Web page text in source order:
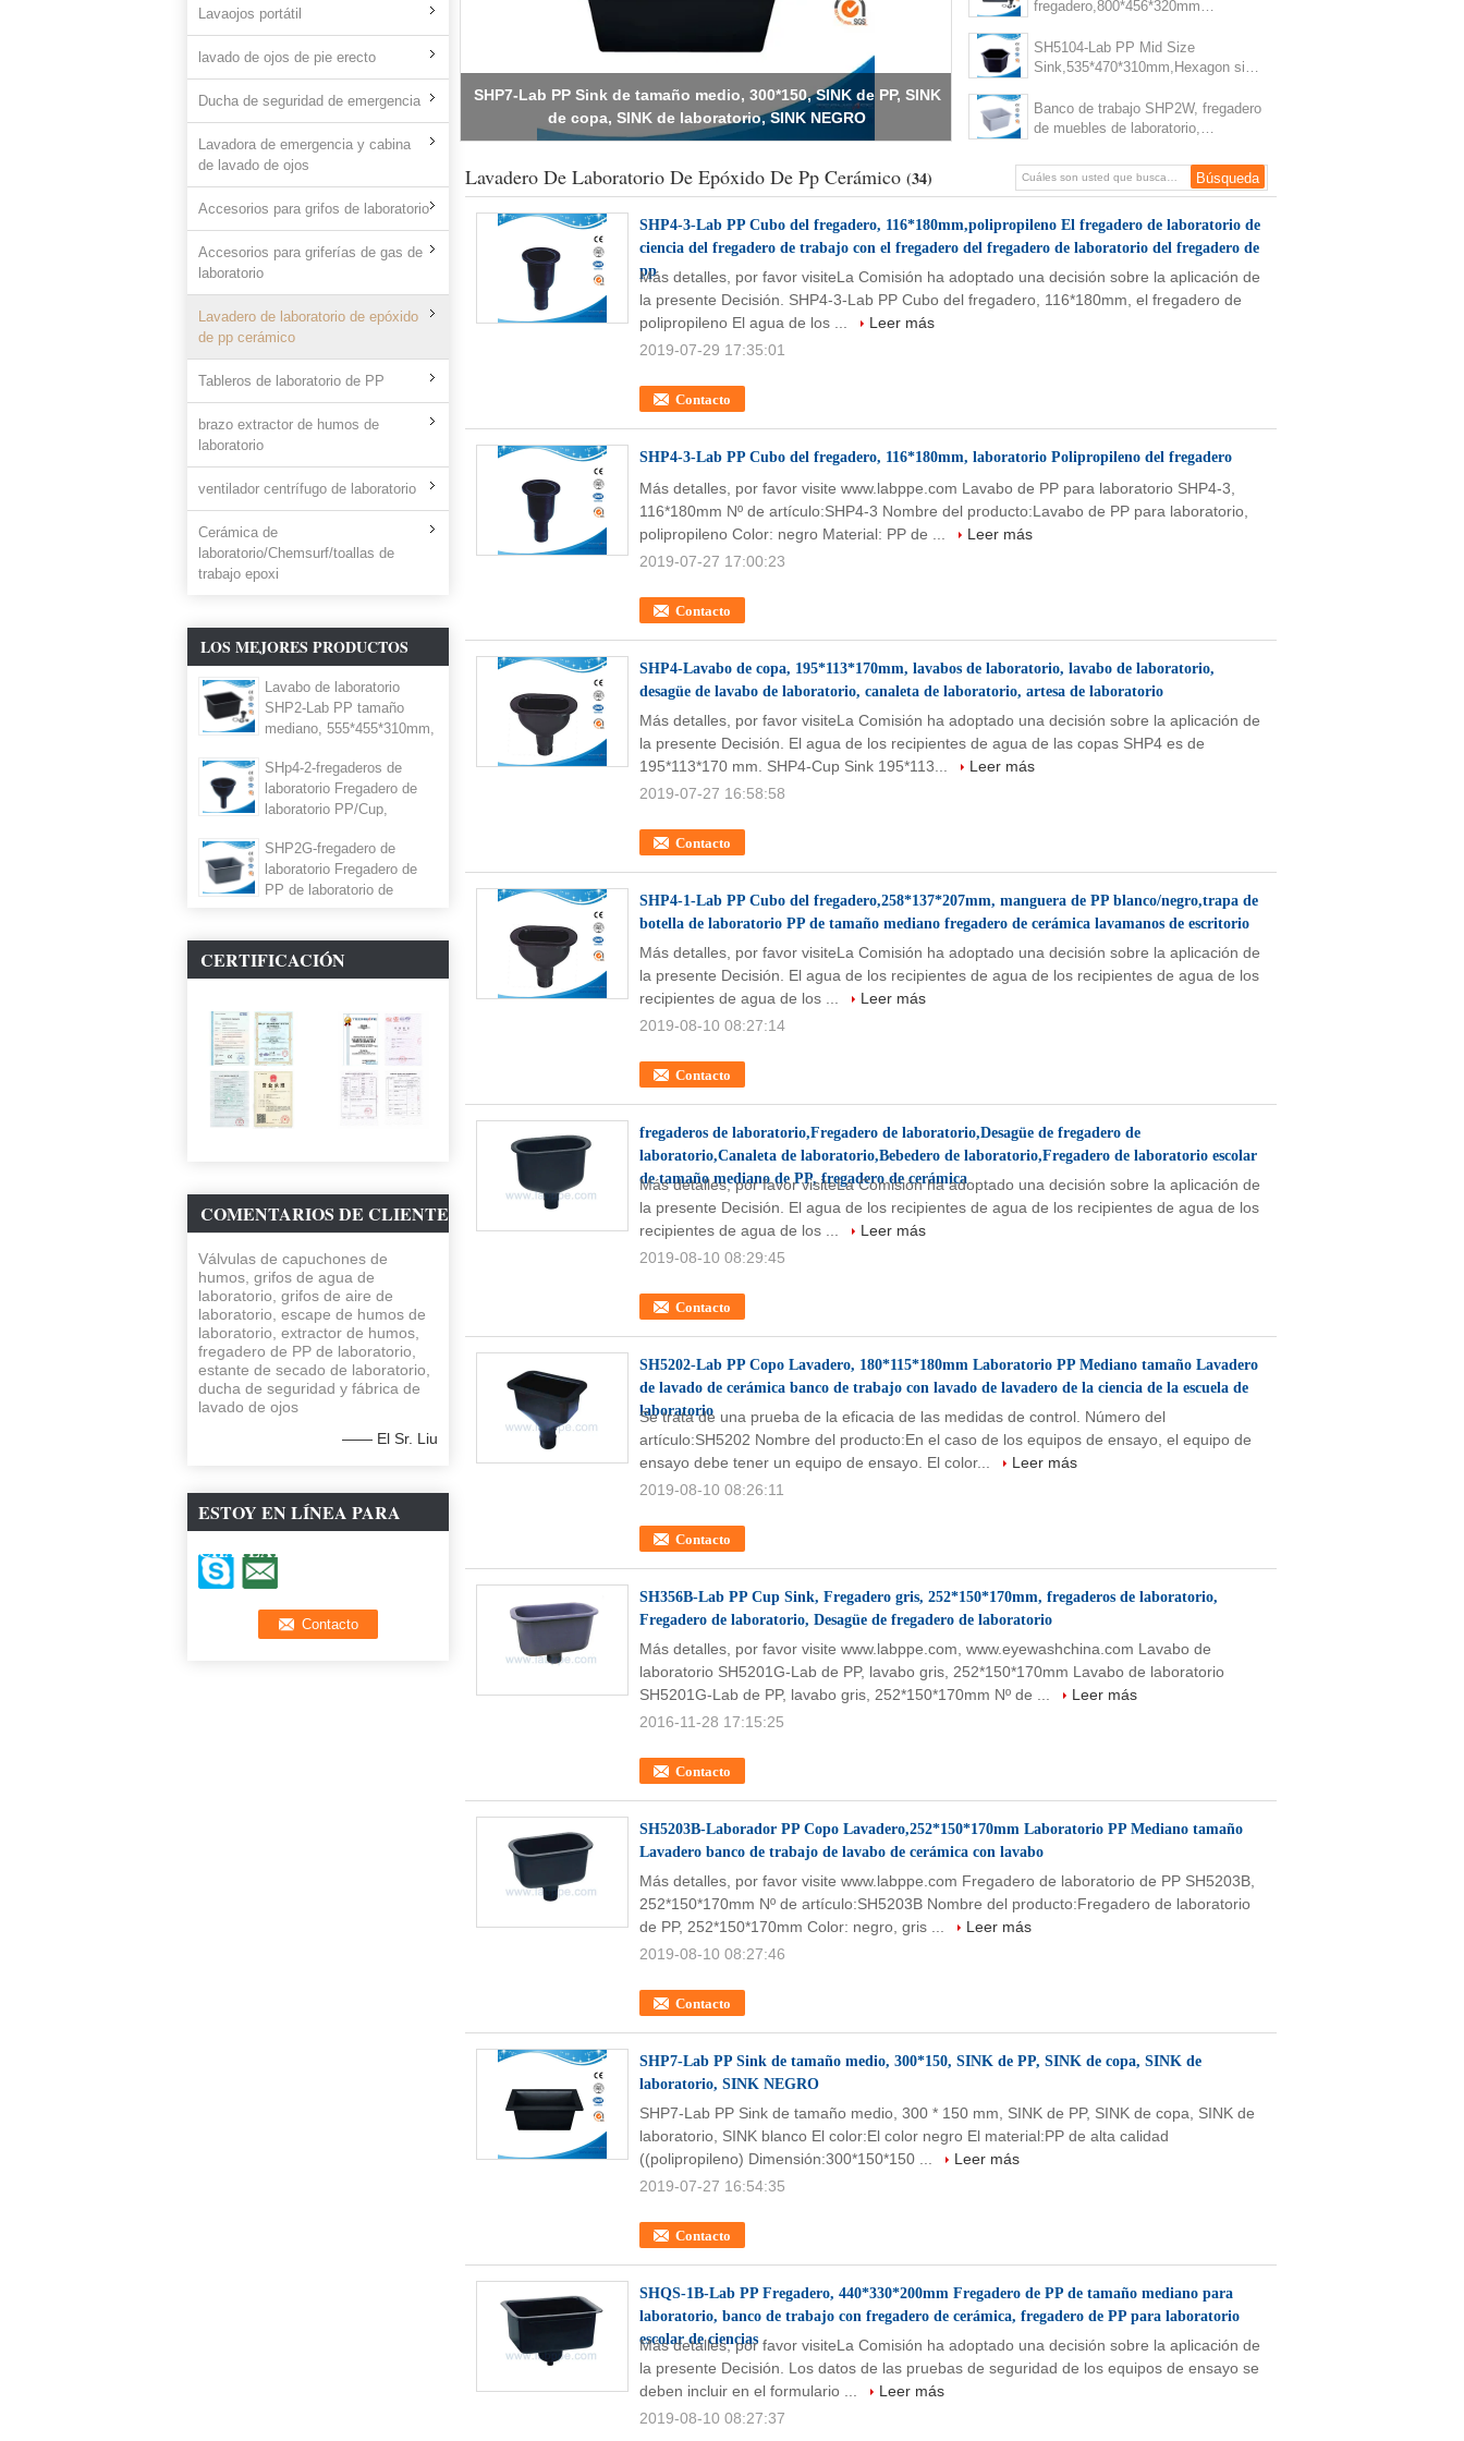
Lavaojos portátil
lavado de ojos de pie erecto
Ducha de seguridad de emergencia
Lavadora de emergencia y cabina
de lavado de ojos
Accesorios para grifos de laboratorio
Accesorios para griferías de gas de
laboratorio
Lavadero de laboratorio de epóxido
de pp cerámico
Tableros de laboratorio de PP
brazo extractor de humos de
laboratorio
ventilador centrífugo de laboratorio
Cerámica de
laboratorio/Chemsurf/toallas de
trabajo epoxi
LOS MEJORES PRODUCTOS
Lavabo de laboratorio
SHP2-Lab PP tamaño
mediano, 555*455*310mm,
científico, lavabo para
campana de extracción de
polipropileno, lavabo de PP
SHp4-2-fregaderos de
laboratorio Fregadero de
laboratorio PP/Cup,
de 185*220 mm para
laboratorio de ciencias
FREGADERO de banco de
SHP2G-fregadero de
laboratorio Fregadero de
PP de laboratorio de
fregaderos de laboratorio
grises, fregadero de
laboratorio de PP
CERTIFICACIÓN
COMENTARIOS DE CLIENTE
Válvulas de capuchones de
humos, grifos de agua de
laboratorio, grifos de aire de
laboratorio, escape de humos de
laboratorio, extractor de humos,
fregadero de PP de laboratorio,
estante de secado de laboratorio,
ducha de seguridad y fábrica de
lavado de ojos
—— El Sr. Liu
ESTOY EN LÍNEA PARA
CHATEAR AHORA
SHP2 - fregadero de laboratorio de ciencia, fregaderos de
laboratorio, fregadero de laboratorio PP de tamaño medio,
555*455*310mm, material gris, fregadero de laboratorio de
ciencia
material gris, fregadero de
fregadero,800*456*320mm
fregadero banco de trabajo de
lavabo de cerámica con fregadero
SH5104-Lab PP Mid Size
Sink,535*470*310mm,Hexagon sink
trabajo de lavabo cerámico con
lavabo
Banco de trabajo SHP2W, fregadero
de muebles de laboratorio,
tamaño medio, fregadero negro de
laboratorio 550*450*310mm,
Lavadero De Laboratorio De Epóxido De Pp Cerámico (34)
SHP4-3-Lab PP Cubo del fregadero, 116*180mm,polipropileno El fregadero de laboratorio de
ciencia del fregadero de trabajo con el fregadero del fregadero de laboratorio del fregadero de
pp
Contacto
Más detalles, por favor visiteLa Comisión ha adoptado una decisión sobre la aplicación de
la presente Decisión. SHP4-3-Lab PP Cubo del fregadero, 116*180mm, el fregadero de
polipropileno El agua de los ...
Leer más
2019-07-29 17:35:01
SHP4-3-Lab PP Cubo del fregadero, 116*180mm, laboratorio Polipropileno del fregadero
Contacto
Más detalles, por favor visite www.labppe.com Lavabo de PP para laboratorio SHP4-3,
116*180mm Nº de artículo:SHP4-3 Nombre del producto:Lavabo de PP para laboratorio,
polipropileno Color: negro Material: PP de ...
Leer más
2019-07-27 17:00:23
SHP4-Lavabo de copa, 195*113*170mm, lavabos de laboratorio, lavabo de laboratorio,
desagüe de lavabo de laboratorio, canaleta de laboratorio, artesa de laboratorio
Contacto
Más detalles, por favor visiteLa Comisión ha adoptado una decisión sobre la aplicación de
la presente Decisión. El agua de los recipientes de agua de las copas SHP4 es de
195*113*170 mm. SHP4-Cup Sink 195*113...
Leer más
2019-07-27 16:58:58
SHP4-1-Lab PP Cubo del fregadero,258*137*207mm, manguera de PP blanco/negro,trapa de
botella de laboratorio PP de tamaño mediano fregadero de cerámica lavamanos de escritorio
Contacto
Más detalles, por favor visiteLa Comisión ha adoptado una decisión sobre la aplicación de
la presente Decisión. El agua de los recipientes de agua de los recipientes de agua de los
recipientes de agua de los ...
Leer más
2019-08-10 08:27:14
fregaderos de laboratorio,Fregadero de laboratorio,Desagüe de fregadero de
laboratorio,Canaleta de laboratorio,Bebedero de laboratorio,Fregadero de laboratorio escolar
de tamaño mediano de PP, fregadero de cerámica
Contacto
Más detalles, por favor visiteLa Comisión ha adoptado una decisión sobre la aplicación de
la presente Decisión. El agua de los recipientes de agua de los recipientes de agua de los
recipientes de agua de los ...
Leer más
2019-08-10 08:29:45
SH5202-Lab PP Copo Lavadero, 180*115*180mm Laboratorio PP Mediano tamaño Lavadero
de lavado de cerámica banco de trabajo con lavado de lavadero de la ciencia de la escuela de
laboratorio
Contacto
Se trata de una prueba de la eficacia de las medidas de control. Número del
artículo:SH5202 Nombre del producto:En el caso de los equipos de ensayo, el equipo de
ensayo debe tener un equipo de ensayo. El color...
Leer más
2019-08-10 08:26:11
SH356B-Lab PP Cup Sink, Fregadero gris, 252*150*170mm, fregaderos de laboratorio,
Fregadero de laboratorio, Desagüe de fregadero de laboratorio
Contacto
Más detalles, por favor visite www.labppe.com, www.eyewashchina.com Lavabo de
laboratorio SH5201G-Lab de PP, lavabo gris, 252*150*170mm Lavabo de laboratorio
SH5201G-Lab de PP, lavabo gris, 252*150*170mm Nº de ...
Leer más
2016-11-28 17:15:25
SH5203B-Laborador PP Copo Lavadero,252*150*170mm Laboratorio PP Mediano tamaño
Lavadero banco de trabajo de lavabo de cerámica con lavabo
Contacto
Más detalles, por favor visite www.labppe.com Fregadero de laboratorio de PP SH5203B,
252*150*170mm Nº de artículo:SH5203B Nombre del producto:Fregadero de laboratorio
de PP, 252*150*170mm Color: negro, gris ...
Leer más
2019-08-10 08:27:46
SHP7-Lab PP Sink de tamaño medio, 300*150, SINK de PP, SINK de copa, SINK de
laboratorio, SINK NEGRO
Contacto
SHP7-Lab PP Sink de tamaño medio, 300 * 150 mm, SINK de PP, SINK de copa, SINK de
laboratorio, SINK blanco El color:El color negro El material:PP de alta calidad
((polipropileno) Dimensión:300*150*150 ...
Leer más
2019-07-27 16:54:35
SHQS-1B-Lab PP Fregadero, 440*330*200mm Fregadero de PP de tamaño mediano para
laboratorio, banco de trabajo con fregadero de cerámica, fregadero de PP para laboratorio
escolar de ciencias
Más detalles, por favor visiteLa Comisión ha adoptado una decisión sobre la aplicación de
la presente Decisión. Los datos de las pruebas de seguridad de los equipos de ensayo se
deben incluir en el formulario ...
Leer más
2019-08-10 08:27:37